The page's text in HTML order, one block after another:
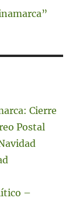
Cierre
Postal
–